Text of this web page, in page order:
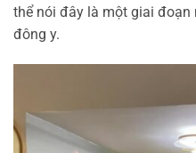
thể nói đây là một giai đoạn
đông y.